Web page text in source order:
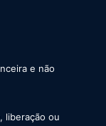
e não
liberação ou